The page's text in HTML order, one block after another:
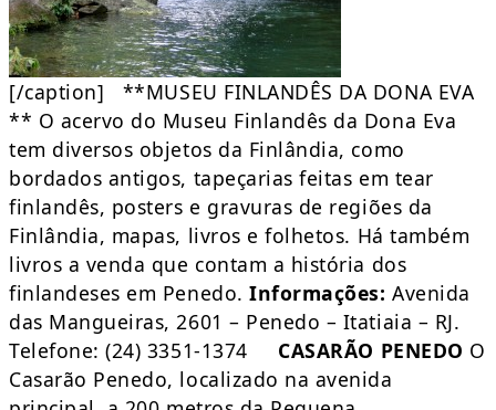
[/caption] **MUSEU FINLANDÊS DA DONA EVA
** O acervo do Museu Finlandês da Dona Eva
tem diversos objetos da Finlândia, como
bordados antigos, tapeçarias feitas em tear
finlandês, posters e gravuras de regiões da
Finlândia, mapas, livros e folhetos. Há também
livros a venda que contam a história dos
finlandeses em Penedo.Informações: Avenida
das Mangueiras, 2601 – Penedo – Itatiaia – RJ.
Telefone: (24) 3351-1374 CASARÃO PENEDO O
Casarão Penedo, localizado na avenida